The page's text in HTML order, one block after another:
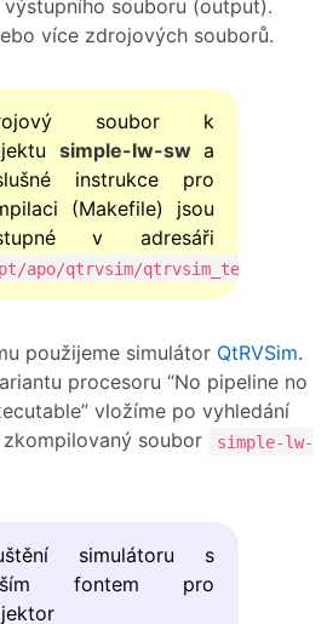
souboru (output).
více zdrojových souborů.
soubor k
simple-lw-swa
instrukce pro
(Makefile) jsou
v adresáři
apo/qtrvsim/qtrvsim_template
použijeme simulátor QtRVSim.
procesoru “No pipeline no
vložíme po vyhledání
zkompilovaný soubor
simple-lw-
simulátoru s
fontem pro